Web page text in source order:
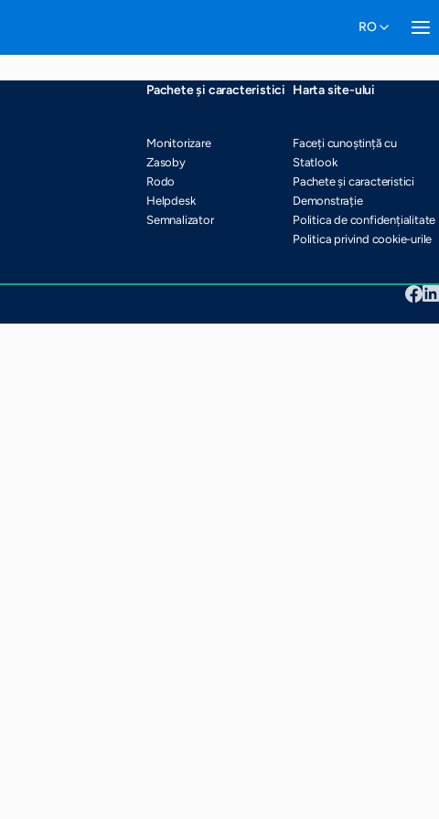
Pachete și caracteristici
Monitorizare
Zasoby
Rodo
Helpdesk
Semnalizator
Harta site-ului
Faceți cunoștință cu
Statlook
Pachete și caracteristici
Demonstrație
Politica de confidențialitate
Politica privind cookie-urile